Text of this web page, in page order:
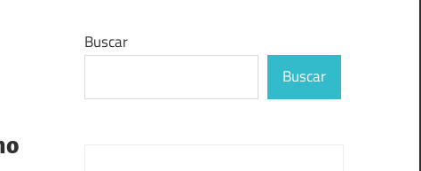
Buscar
Buscar